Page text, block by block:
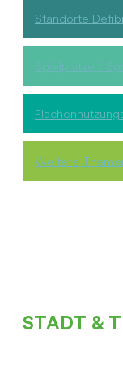
Standorte
Spielplätze /
Weitere
STADT &